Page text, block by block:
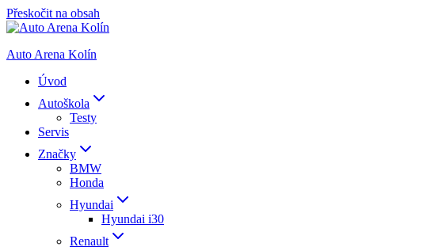
Přeskočit na obsah
Auto Arena Kolín
Úvod
Autoškola
Testy
Servis
Značky
BMW
Honda
Hyundai
Hyundai i30
Renault